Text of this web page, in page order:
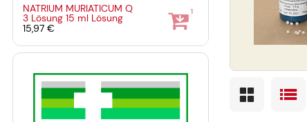
NATRIUM MURIATICUM Q
3 Lösung15 ml Lösung
15,97 €
1